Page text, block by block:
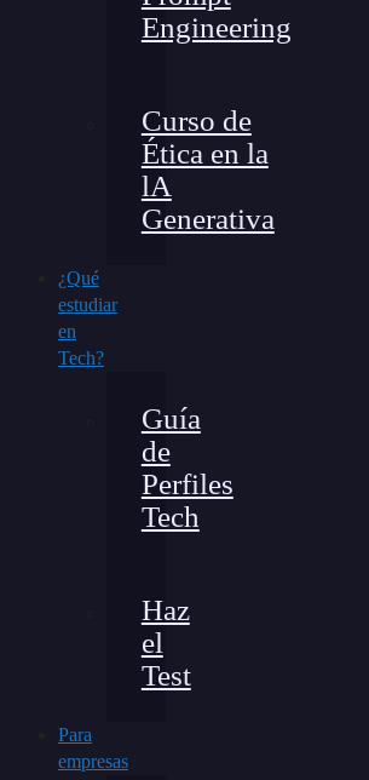
Engineering
Curso de
Ética en la
lA
Generativa
¿Qué
estudiar
en
Tech?
Guía
de
Perfiles
Tech
Haz
el
Test
Para
empresas